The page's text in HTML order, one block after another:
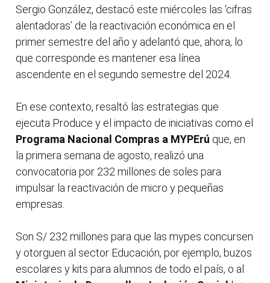
Sergio González, destacó este miércoles las ‘cifras
alentadoras’ de la reactivación económica en el
primer semestre del año y adelantó que, ahora, lo
que corresponde es mantener esa línea
ascendente en el segundo semestre del 2024.
En ese contexto, resaltó las estrategias que
ejecuta Produce y el impacto de iniciativas como el
Programa Nacional Compras a MYPErú que, en
la primera semana de agosto, realizó una
convocatoria por 232 millones de soles para
impulsar la reactivación de micro y pequeñas
empresas.
Son S/ 232 millones para que las mypes concursen
y otorguen al sector Educación, por ejemplo, buzos
escolares y kits para alumnos de todo el país, o al